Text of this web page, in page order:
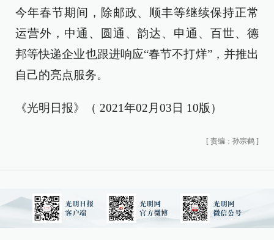
今年春节期间，除邮政、顺丰等继续保持正常
运营外，中通、圆通、韵达、申通、百世、德
邦等快递企业也跟进响应“春节不打烊”，并推出
自己的亮点服务。
《光明日报》（ 2021年02月03日 10版）
[ 责编：孙宗鹤 ]